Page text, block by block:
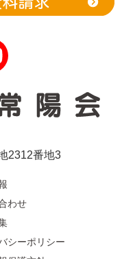
2312番地3
わせ
シーポリシー